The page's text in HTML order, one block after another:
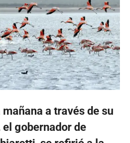
a través de su
gobernador de